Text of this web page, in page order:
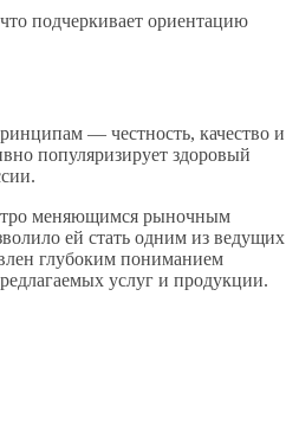
подчеркивает ориентацию
— честность, качество и
популяризирует здоровый
меняющимся рыночным
ей стать одним из ведущих
глубоким пониманием
услуг и продукции.